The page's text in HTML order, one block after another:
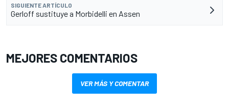
SIGUIENTE ARTÍCULO
Gerloff sustituye a Morbidelli en Assen
MEJORES COMENTARIOS
VER MÁS Y COMENTAR